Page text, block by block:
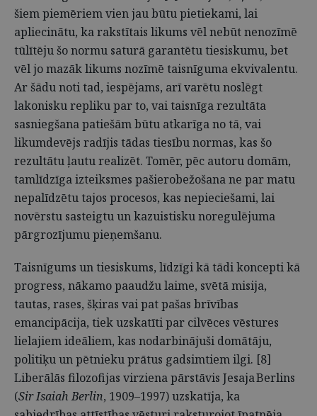
šiem piemēriem vien jau būtu pietiekami, lai
apliecinātu, ka rakstītais likums vēl nebūt nenozīmē
tūlītēju šo normu saturā garantētu tiesiskumu, bet
vēl jo mazāk likums nozīmē taisnīguma ekvivalentu.
Ar šādu noti tad, iespējams, arī varētu noslēgt
lakonisku repliku par to, vai taisnīga rezultāta
sasniegšana patiešām būtu atkarīga no tā, vai
likumdevējs radījis tādas tiesību normas, kas šo
rezultātu ļautu realizēt. Tomēr, pēc autoru domām,
tamlīdzīga izteiksmes pašierobežošana ne par matu
nepalīdzētu tajos procesos, kas nepieciešami, lai
novērstu sasteigtu un kazuistisku noregulējuma
pārgrozījumu pieņemšanu.
Taisnīgums un tiesiskums, līdzīgi kā tādi koncepti kā
progress, nākamo paaudžu laime, svētā misija,
tautas, rases, šķiras vai pat pašas brīvības
emancipācija, tiek uzskatīti par cilvēces vēstures
lielajiem ideāliem, kas nodarbinājuši domātāju,
politiķu un pētnieku prātus gadsimtiem ilgi. [8]
Liberālās filozofijas virziena pārstāvis Jesaja Berlins
(Sir Isaiah Berlin, 1909–1997) uzskatīja, ka